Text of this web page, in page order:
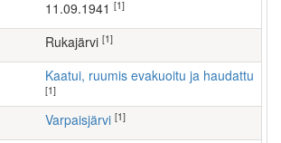
11.09.1941 [1]
Rukajärvi [1]
Kaatui, ruumis evakuoitu ja haudattu
[1]
Varpaisjärvi [1]